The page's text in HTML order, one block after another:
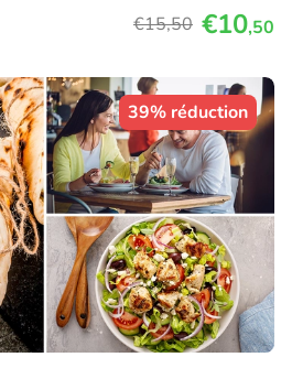
€15,50 €10,50
39% réduction